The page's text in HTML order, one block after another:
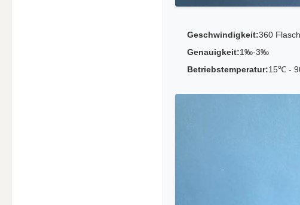
Geschwindigkeit:360
Genauigkeit:1‰-3‰
Betriebstemperatur:15℃ -